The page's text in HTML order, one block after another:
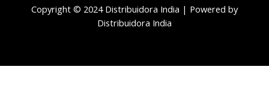
Copyright © 2024 Distribuidora India | Powered by
Distribuidora India